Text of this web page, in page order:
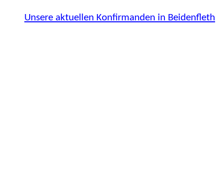
Unsere aktuellen Konfirmanden in Beidenfleth